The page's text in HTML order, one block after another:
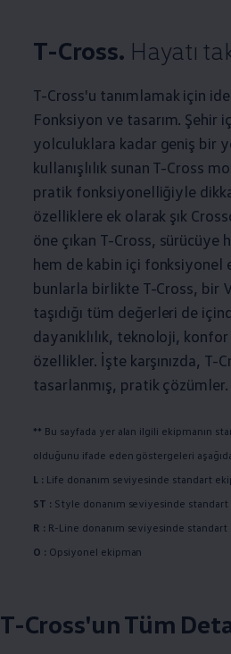
T-Cross. Hayatı
T-Cross'u tanımlamak için
Fonksiyon ve tasarım. Şehir
yolculuklara kadar geniş bir
kullanışlılık sunan T-Cross
pratik fonksiyonelliğiyle
özelliklere ek olarak şık
öne çıkan T-Cross, sürücüye
hem de kabin içi fonksiyonel
bunlarla birlikte T-Cross, bir
taşıdığı tüm değerleri de
dayanıklılık, teknoloji,
özellikler. İşte karşınızda, T-
tasarlanmış, pratik çözümler.
** Bu sayfada yer alan ilgili ekipmanın
olduğunu ifade eden göstergeleri
L : Life donanım seviyesinde standart
ST : Style donanım seviyesinde standart
R : R-Line donanım seviyesinde standart
O : Opsiyonel ekipman
T-Cross'un Tüm